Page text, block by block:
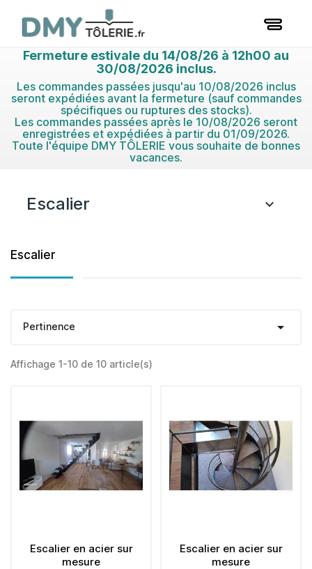
Fermeture estivale du 14/08/26 à 12h00 au
30/08/2026 inclus.
Les commandes passées jusqu'au 10/08/2026 inclus
seront expédiées avant la fermeture (sauf commandes
spécifiques ou ruptures des stocks).
Les commandes passées après le 10/08/2026 seront
enregistrées et expédiées à partir du 01/09/2026.
Toute l'équipe DMY TÔLERIE vous souhaite de bonnes
vacances.
Escalier 
Escalier
Pertinence 
Affichage 1-10 de 10 article(s)
Escalier en acier sur
mesure
Escalier en acier sur
mesure